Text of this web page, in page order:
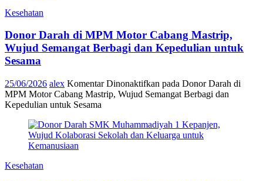
Kesehatan
Donor Darah di MPM Motor Cabang Mastrip,
Wujud Semangat Berbagi dan Kepedulian untuk
Sesama
25/06/2026 alex Komentar Dinonaktifkan pada Donor Darah di
MPM Motor Cabang Mastrip, Wujud Semangat Berbagi dan
Kepedulian untuk Sesama
Kesehatan